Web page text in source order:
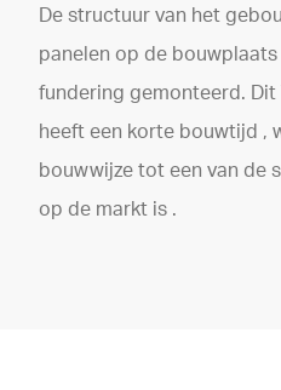
De structuur van het
panelen op de
fundering gemonteerd. Dit
heeft een korte bouwtijd ,
bouwwijze tot een van de
op de markt is .